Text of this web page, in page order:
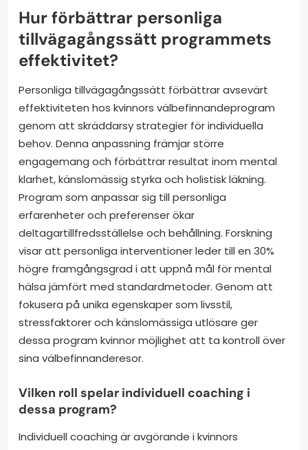
Hur förbättrar personliga
tillvägagångssätt programmets
effektivitet?
Personliga tillvägagångssätt förbättrar avsevärt
effektiviteten hos kvinnors välbefinnandeprogram
genom att skräddarsy strategier för individuella
behov. Denna anpassning främjar större
engagemang och förbättrar resultat inom mental
klarhet, känslomässig styrka och holistisk läkning.
Program som anpassar sig till personliga
erfarenheter och preferenser ökar
deltagartillfredsställelse och behållning. Forskning
visar att personliga interventioner leder till en 30%
högre framgångsgrad i att uppnå mål för mental
hälsa jämfört med standardmetoder. Genom att
fokusera på unika egenskaper som livsstil,
stressfaktorer och känslomässiga utlösare ger
dessa program kvinnor möjlighet att ta kontroll över
sina välbefinnanderesor.
Vilken roll spelar individuell coaching i
dessa program?
Individuell coaching är avgörande i kvinnors